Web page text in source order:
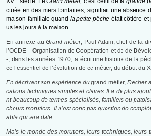
XVI° siècle. LeGrand métier, c’est celui de la grande
ctuée en des mers lointaines, signifiait une absence
maison familiale quand la petite pêcheétait côtière et
us les jours à la maison.
En annexe au Grand métier, Paul Adam, chef de la
l’OCDE –Organisation deCoopération et de de D
-, dans les années 1970, a écrit une histoire de la
ce l’essentiel de l’évolution de ce métier, du début du
En décrivant son expérience dugrand métier, Recher
cations techniques simples et claires. Il a de plus
nt beaucoup de termes spécialisés, familiers ou
cheurs morutiers. Il n’est donc pas question de
able qui fera date.
Mais le monde des morutiers, leurs techniques, leurs